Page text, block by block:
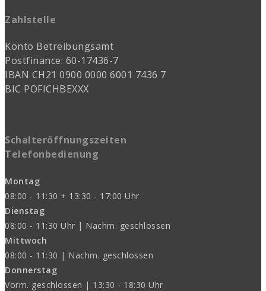
Zahlstelle
Konto Betreibungsamt
Postfinance: 60-17436-7
IBAN CH21 0900 0000 6001 7436 7
BIC POFICHBEXXX
Schalteröffnungszeiten
Telefonbedienung
Montag
08:00 - 11:30 + 13:30 - 17:00 Uhr
Dienstag
08:00 - 11:30 Uhr | Nachm. geschlossen
Mittwoch
08:00 - 11:30 | Nachm. geschlossen
Donnerstag
Vorm. geschlossen | 13:30 - 18:30 Uhr